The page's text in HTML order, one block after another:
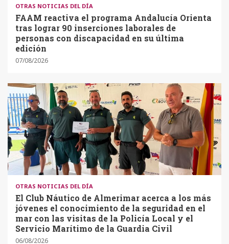
OTRAS NOTICIAS DEL DÍA
FAAM reactiva el programa Andalucía Orienta
tras lograr 90 inserciones laborales de
personas con discapacidad en su última
edición
07/08/2026
OTRAS NOTICIAS DEL DÍA
El Club Náutico de Almerimar acerca a los más
jóvenes el conocimiento de la seguridad en el
mar con las visitas de la Policía Local y el
Servicio Marítimo de la Guardia Civil
06/08/2026